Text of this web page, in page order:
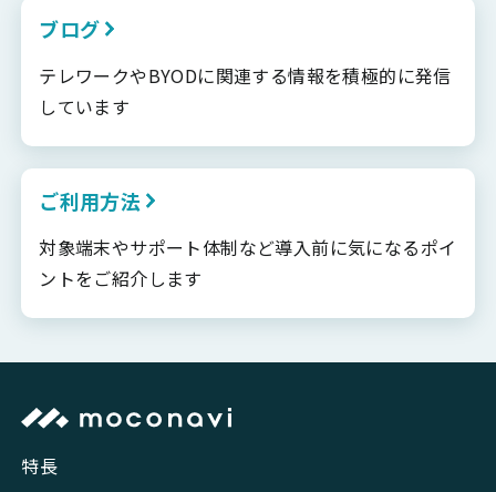
ブログ
テレワークやBYODに関連する情報を積極的に発信
しています
ご利用方法
対象端末やサポート体制など導入前に気になるポイ
ントをご紹介します
特長